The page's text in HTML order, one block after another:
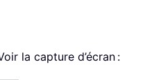
la capture d’écran :